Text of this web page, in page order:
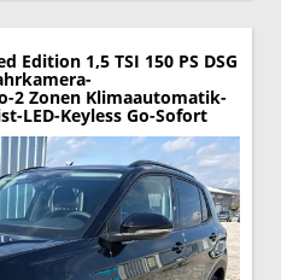
Edition 1,5 TSI 150 PS DSG
2 Zonen Klimaautomatik-
LED-Keyless Go-Sofort